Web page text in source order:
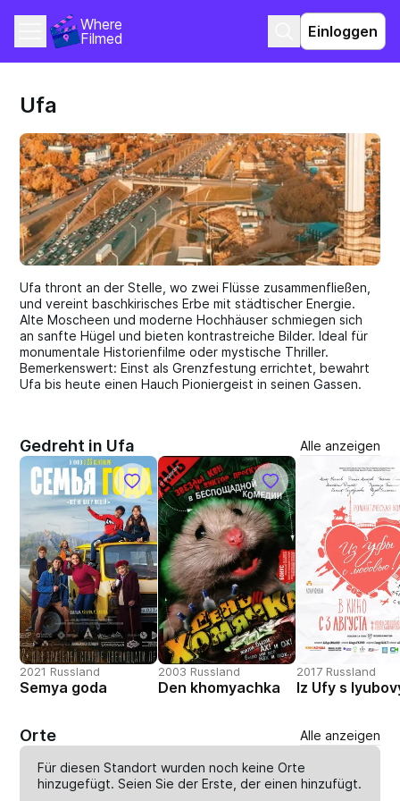
Where
Filmed
Einloggen
Ufa
Ufa thront an der Stelle, wo zwei Flüsse zusammenfließen,
und vereint baschkirisches Erbe mit städtischer Energie.
Alte Moscheen und moderne Hochhäuser schmiegen sich
an sanfte Hügel und bieten kontrastreiche Bilder. Ideal für
monumentale Historienfilme oder mystische Thriller.
Bemerkenswert: Einst als Grenzfestung errichtet, bewahrt
Ufa bis heute einen Hauch Pioniergeist in seinen Gassen.
Gedreht in Ufa Alle anzeigen
2021 Russland
Semya goda
2003 Russland
Den khomyachka
2017 Russland
Iz Ufy s
Orte Alle anzeigen
Für diesen Standort wurden noch keine Orte
hinzugefügt. Seien Sie der Erste, der einenhinzufügt.